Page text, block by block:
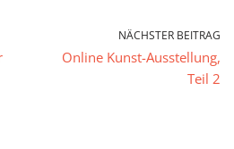
NÄCHSTER BEITRAG
Online Kunst-Ausstellung,
Teil 2